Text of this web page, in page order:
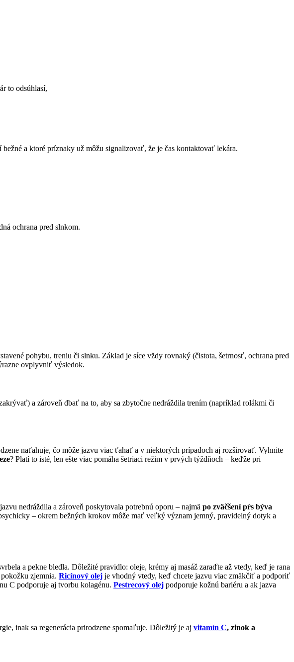
to odsúhlasí,
a ktoré príznaky už môžu signalizovať, že je čas kontaktovať lekára.
ochrana pred slnkom.
pohybu, treniu či slnku. Základ je síce vždy rovnaký (čistota, šetrnosť, ochrana pred
ovplyvniť výsledok.
a zároveň dbať na to, aby sa zbytočne nedráždila trením (napríklad rolákmi či
naťahuje, čo môže jazvu viac ťahať a v niektorých prípadoch aj rozširovať. Vyhnite
? Platí to isté, len ešte viac pomáha šetriaci režim v prvých týždňoch – keďže pri
nedráždila a zároveň poskytovala potrebnú oporu – najmä po zväčšení pŕs býva
– okrem bežných krokov môže mať veľký význam jemný, pravidelný dotyk a
a pekne bledla. Dôležité pravidlo: oleje, krémy aj masáž zaraďte až vtedy, keď je rana
zjemnia. Ricínový olej je vhodný vtedy, keď chcete jazvu viac zmäkčiť a podporiť
C podporuje aj tvorbu kolagénu. Pestrecový olej podporuje kožnú bariéru a ak jazva
inak sa regenerácia prirodzene spomaľuje. Dôležitý je aj vitamín C, zinok a